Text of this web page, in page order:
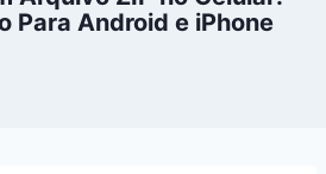
Para Android e iPhone